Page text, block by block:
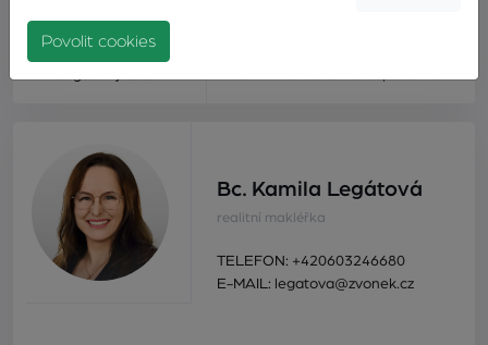
Balkon
Bc. Kamila Legátová
realitní makléřka
TELEFON: +420603246680
E-MAIL: legatova@zvonek.cz
Povolit cookies